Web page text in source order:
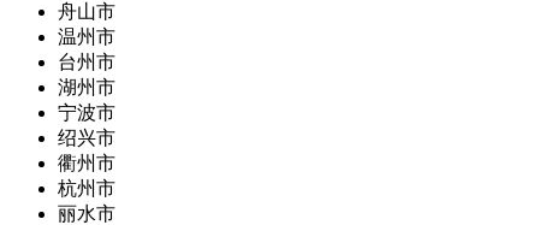
舟山市
温州市
台州市
湖州市
宁波市
绍兴市
衢州市
杭州市
丽水市